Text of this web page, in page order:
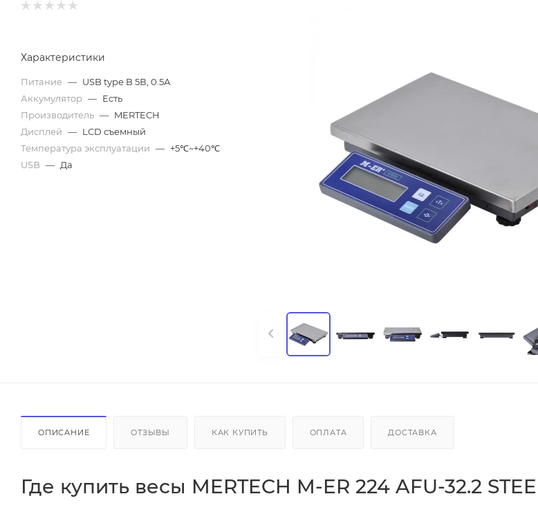
Характеристики
Питание — USB type B 5В, 0.5А
Аккумулятор — Есть
Производитель — MERTECH
Дисплей — LCD съемный
Температура эксплуатации — +5℃~+40℃
USB — Да
ОПИСАНИЕ ОТЗЫВЫ КАК КУПИТЬ ОПЛАТА ДОСТАВКА
Где купить весы MERTECH M-ER 224 AFU-32.2